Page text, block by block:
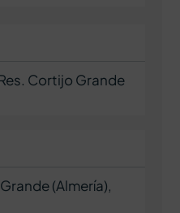
Cortijo Grande
(Almería),